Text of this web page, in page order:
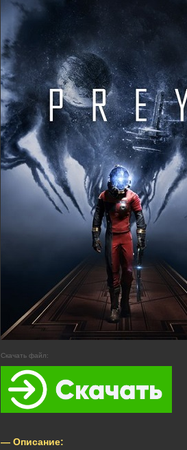
Скачать файл:
— Описание: